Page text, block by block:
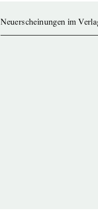
Neuerscheinungen im